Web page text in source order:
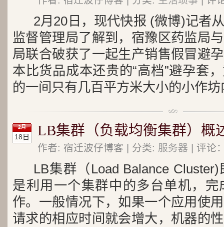
2月20日，现代快报 (微博)记者
监督管理局了解到，宿豫区药监局
局联合破获了一起生产销售假冒避
本比货品成本还贵的“高档”避孕套
的一间只有几百平方米大小的小作坊
2月
18日 LB集群（负载均衡集群）概
作者: 宿迁波仔博客 | 分类: 服务器 | 评论
LB集群（Load Balance
是利用一个集群中的多台单机，
作。一般情况下，如果一个应用使
请求的相应时间就会增大，机器的